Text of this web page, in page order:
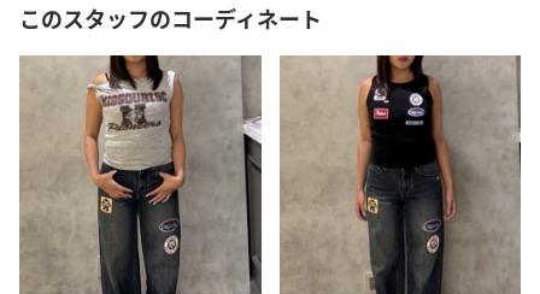
このスタッフのコーディネート